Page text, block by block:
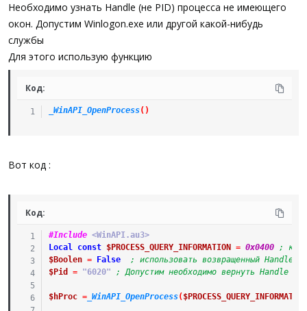
а
Необходимо узнать Handle (не PID) процесса не имеющего
окон. Допустим Winlogon.exe или другой какой-нибудь
службы
Для этого использую функцию
Код:
_WinAPI_OpenProcess( )
Вот код :
Код:
#Include <WinAPI.au3>
Local
const $PROCESS_QUERY_INFORMATION = 0x0400
;
$Boolen = False
; использовать возвращенный Handle
$Pid
= "6020" ; Допустим необходимо вернуть Handle
$hProc =_WinAPI_OpenProcess( $PROCESS_QUERY_INFORMATION